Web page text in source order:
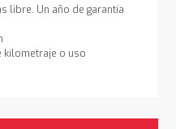
libre. Un año de garantía
kilometraje o uso